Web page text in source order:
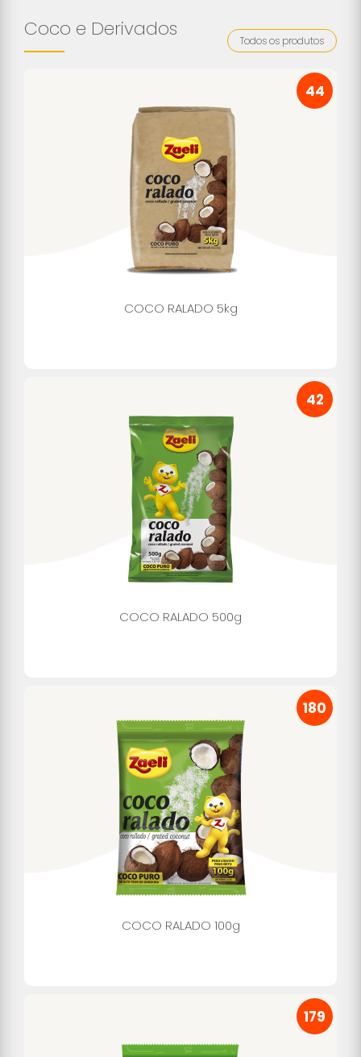
Coco e Derivados Todos os produtos
44
COCO RALADO 5kg
42
COCO RALADO 500g
180
COCO RALADO 100g
179